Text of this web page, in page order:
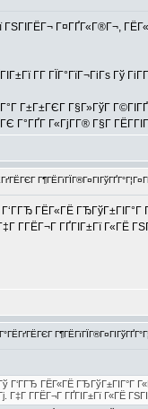
Г¤ГҐГ«Г®Г¬,
Г­Г ГЇГ°ГїГ¬ГіГѕ Гў
Г±Г±ГЄГ Г§Г»ГўГ
Г°ГҐГ Г«ГјГ­Г® Г§Г
Г‘ГГЂ ГЁГ«ГЁ
Г­ГЁГ¬Г ГҐГІГ±Гї Г«ГЁ
Г‘ГГЂ ГЁГ«ГЁ
Г‡Г Г­ГЁГ¬Г ГҐГІГ±Гї Г«ГЁ